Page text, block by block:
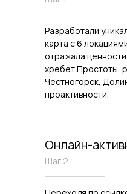
Разработали
карта с 6
отражала
хребет Простоты,
Честногорск,
проактивности.
Онлайн-
Шаг 2